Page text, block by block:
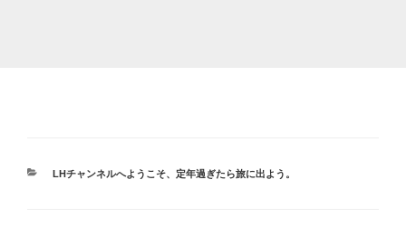
カ
LHチャンネルへようこそ、 定年過ぎたら旅に出よう。